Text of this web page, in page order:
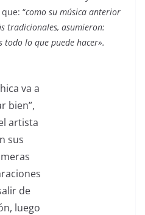
“como su música anterior
tradicionales, asumieron:
todo lo que puede hacer».
va a
bien”,
artista
sus
de
luego